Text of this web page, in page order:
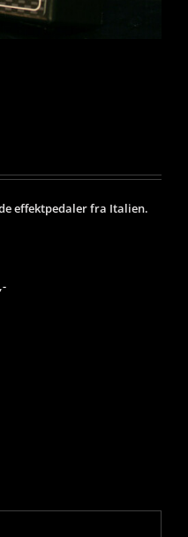
effektpedaler fra Italien.